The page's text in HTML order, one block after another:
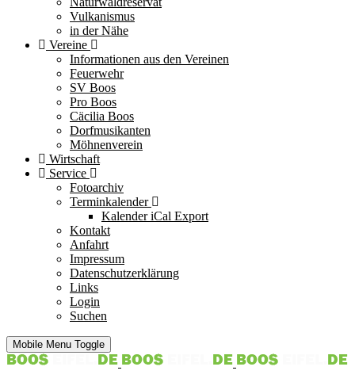
Vulkanismus
in der Nähe
Vereine
Informationen aus den Vereinen
Feuerwehr
SV Boos
Pro Boos
Cäcilia Boos
Dorfmusikanten
Möhnenverein
Wirtschaft
Service
Fotoarchiv
Terminkalender
Kalender iCal Export
Kontakt
Anfahrt
Impressum
Datenschutzerklärung
Links
Login
Suchen
Mobile Menu Toggle